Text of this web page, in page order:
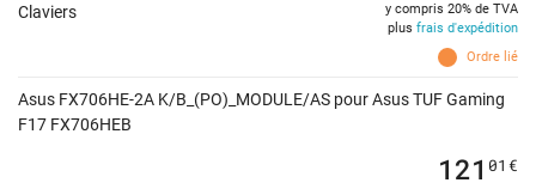
Claviers
Ordre lié
y compris 20% de TVA
plus frais d'expédition
Asus FX706HE-2A K/B_(PO)_MODULE/AS pour Asus TUF Gaming
F17 FX706HEB
121 01 €